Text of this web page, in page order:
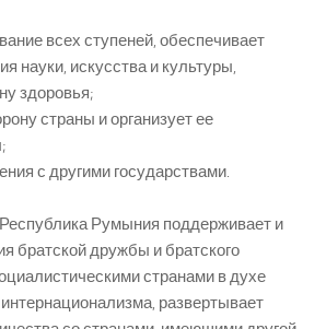
всех ступеней, обеспечивает
науки, искусства и культуры,
здоровья;
страны и организует ее
с другими государствами.
Румыния поддерживает и
братской дружбы и братского
странами в духе
развертывает